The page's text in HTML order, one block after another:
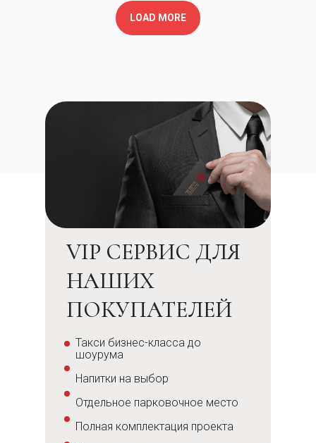
LOAD MORE
Такси бизнес-класса до
шоурума
Напитки на выбор
Отдельное парковочное место
Полная комплектация проекта
VIP СЕРВИС ДЛЯ
НАШИХ
ПОКУПАТЕЛЕЙ